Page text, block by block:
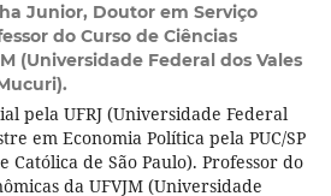
Junior, Doutor em Serviço
do Curso de Ciências
(Universidade Federal dos Vales
pela UFRJ (Universidade Federal
em Economia Política pela PUC/SP
Católica de São Paulo). Professor do
da UFVJM (Universidade